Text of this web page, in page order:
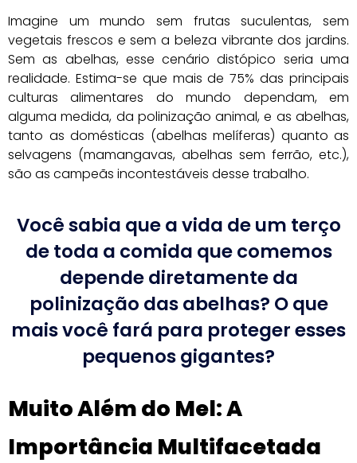
Imagine um mundo sem frutas suculentas, sem
vegetais frescos e sem a beleza vibrante dos jardins.
Sem as abelhas, esse cenário distópico seria uma
realidade. Estima-se que mais de 75% das principais
culturas alimentares do mundo dependam, em
alguma medida, da polinização animal, e as abelhas,
tanto as domésticas (abelhas melíferas) quanto as
selvagens (mamangavas, abelhas sem ferrão, etc.),
são as campeãs incontestáveis desse trabalho.
Você sabia que a vida de um terço
de toda a comida que comemos
depende diretamente da
polinização das abelhas? O que
mais você fará para proteger esses
pequenos gigantes?
Muito Além do Mel: A
Importância Multifacetada